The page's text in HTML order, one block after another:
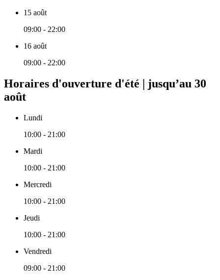
15 août
09:00 - 22:00
16 août
09:00 - 22:00
Horaires d'ouverture d'été | jusqu’au 30
août
Lundi
10:00 - 21:00
Mardi
10:00 - 21:00
Mercredi
10:00 - 21:00
Jeudi
10:00 - 21:00
Vendredi
09:00 - 21:00